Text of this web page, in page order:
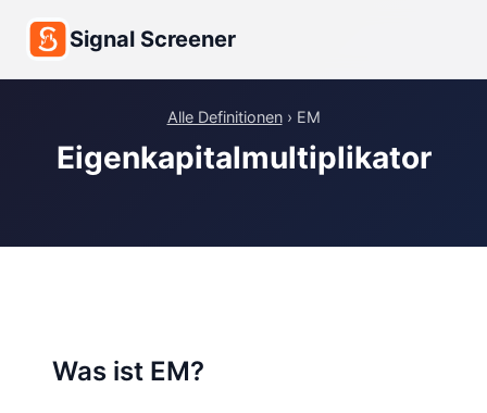
Signal Screener
Alle Definitionen› EM
Eigenkapitalmultiplikator
Was ist EM?